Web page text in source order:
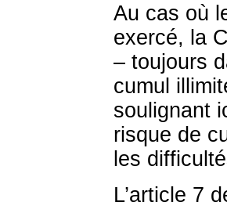
Au cas où
exercé, la
– toujours
cumul
soulignant
risque de
les
L’article 7